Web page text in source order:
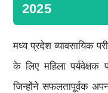
2025
मध्य प्रदेश व्यावसायिक
के लिए महिला पर्यवेक्षक
जिन्होंने सफलतापूर्वक